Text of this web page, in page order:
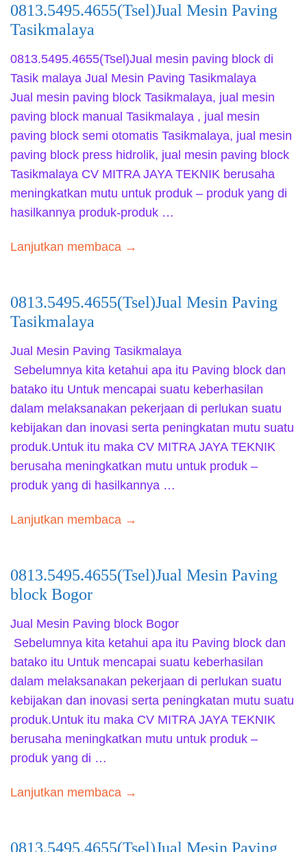
0813.5495.4655(Tsel)Jual Mesin Paving
Tasikmalaya
0813.5495.4655(Tsel)Jual mesin paving block di
Tasik malaya Jual Mesin Paving Tasikmalaya
Jual mesin paving block Tasikmalaya, jual mesin
paving block manual Tasikmalaya , jual mesin
paving block semi otomatis Tasikmalaya, jual mesin
paving block press hidrolik, jual mesin paving block
Tasikmalaya CV MITRA JAYA TEKNIK berusaha
meningkatkan mutu untuk produk – produk yang di
hasilkannya produk-produk …
Lanjutkan membaca →
0813.5495.4655(Tsel)Jual Mesin Paving
Tasikmalaya
Jual Mesin Paving Tasikmalaya
Sebelumnya kita ketahui apa itu Paving block dan
batako itu Untuk mencapai suatu keberhasilan
dalam melaksanakan pekerjaan di perlukan suatu
kebijakan dan inovasi serta peningkatan mutu suatu
produk.Untuk itu maka CV MITRA JAYA TEKNIK
berusaha meningkatkan mutu untuk produk –
produk yang di hasilkannya …
Lanjutkan membaca →
0813.5495.4655(Tsel)Jual Mesin Paving
block Bogor
Jual Mesin Paving block Bogor
Sebelumnya kita ketahui apa itu Paving block dan
batako itu Untuk mencapai suatu keberhasilan
dalam melaksanakan pekerjaan di perlukan suatu
kebijakan dan inovasi serta peningkatan mutu suatu
produk.Untuk itu maka CV MITRA JAYA TEKNIK
berusaha meningkatkan mutu untuk produk –
produk yang di …
Lanjutkan membaca →
0813.5495.4655(Tsel)Jual Mesin Paving